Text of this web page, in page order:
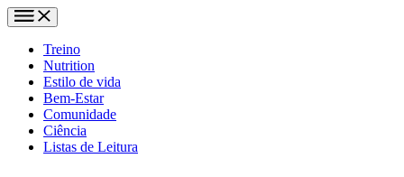
Treino
Nutrition
Estilo de vida
Bem-Estar
Comunidade
Ciência
Listas de Leitura